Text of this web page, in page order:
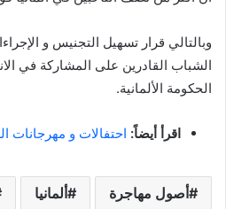
وبالتالي قرار تسهيل التجنيس و
الشباب القادرين على المشاركة في
الحكومة الألمانية.
اقرأ أيضاً: احتفالات و مهرجانات
أصول مهاجرة ألمانيا